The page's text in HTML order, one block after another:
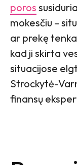
poros
mokesčiu –
ar prekę
kad ji skirta
situacijose
Strockytė-
finansų